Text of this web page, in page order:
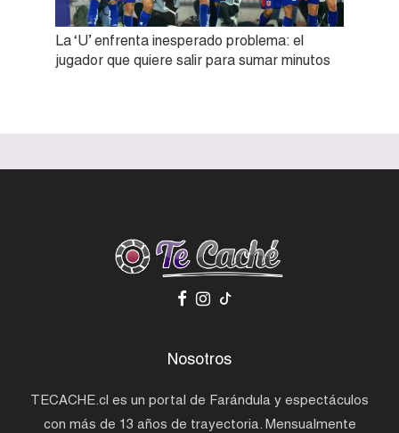
La ‘U’ enfrenta inesperado problema: el
jugador que quiere salir para sumar minutos
Nosotros
TECACHE.cl es un portal de Farándula y espectáculos
con más de 13 años de trayectoria. Mensualmente